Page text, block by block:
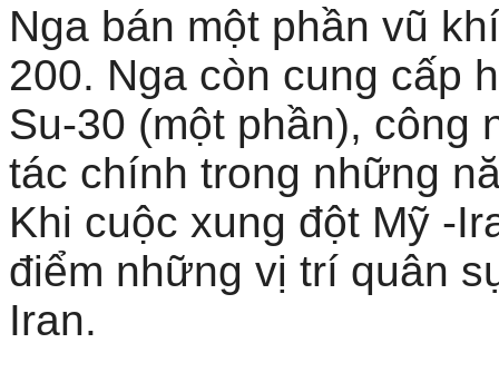
Nga bán một phần vũ
200. Nga còn cung cấp
Su-30 (một phần), công
tác chính trong những
Khi cuộc xung đột Mỹ -
điểm những vị trí quân
Iran.